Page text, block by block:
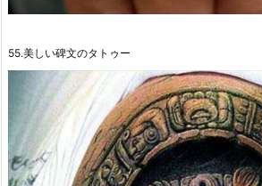
55.美しい碑文のタトゥー